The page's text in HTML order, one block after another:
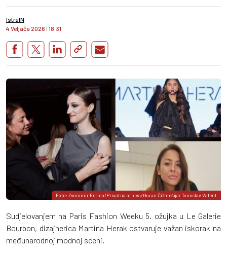
IstraIN
4 Veljača 2026 I 18:31
Foto: Zvonimir Ferina/Privatna arhiva/Goran Čižmešija/ Tomislav Valent
Sudjelovanjem na Paris Fashion Weeku 5. ožujka u Le Galerie
Bourbon, dizajnerica Martina Herak ostvaruje važan iskorak na
međunarodnoj modnoj sceni.